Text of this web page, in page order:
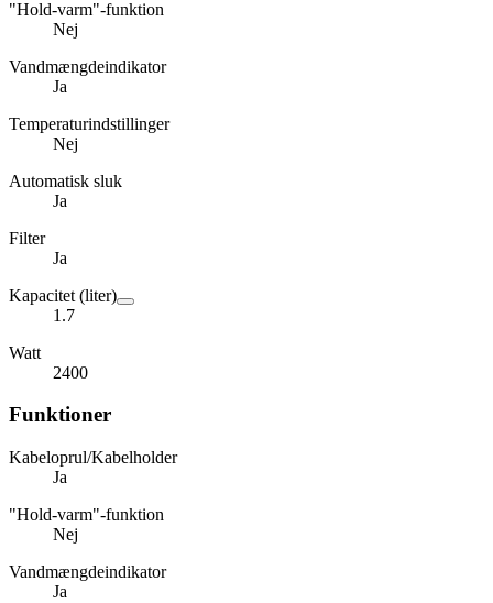
"Hold-varm"-funktion
Nej
Vandmængdeindikator
Ja
Temperaturindstillinger
Nej
Automatisk sluk
Ja
Filter
Ja
Kapacitet (liter)
1.7
Watt
2400
Funktioner
Kabeloprul/Kabelholder
Ja
"Hold-varm"-funktion
Nej
Vandmængdeindikator
Ja